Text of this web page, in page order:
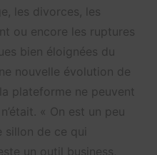
les divorces, les
ou encore les ruptures
bien éloignées du
nouvelle évolution de
plateforme ne peuvent
« On est un peu
de ce qui
un outil business,